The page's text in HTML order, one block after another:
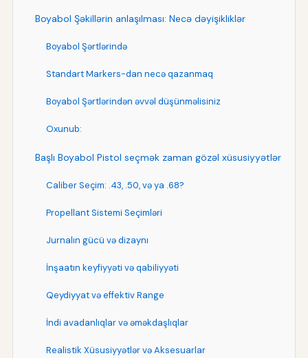
Boyabol Şəkillərin anlaşılması: Necə dəyişikliklər
Boyabol Şərtlərində
Standart Markers-dan necə qazanmaq
Boyabol Şərtlərindən əvvəl düşünməlisiniz
Oxunub:
Başlı Boyabol Pistol seçmək zaman gözəl xüsusiyyətlər
Caliber Seçim: .43, .50, və ya .68?
Propellant Sistemi Seçimləri
Jurnalın gücü və dizaynı
İnşaatın keyfiyyəti və qabiliyyəti
Qeydiyyat və effektiv Range
İndi avadanlıqlar və əməkdaşlıqlar
Realistik Xüsusiyyətlər və Aksesuarlar